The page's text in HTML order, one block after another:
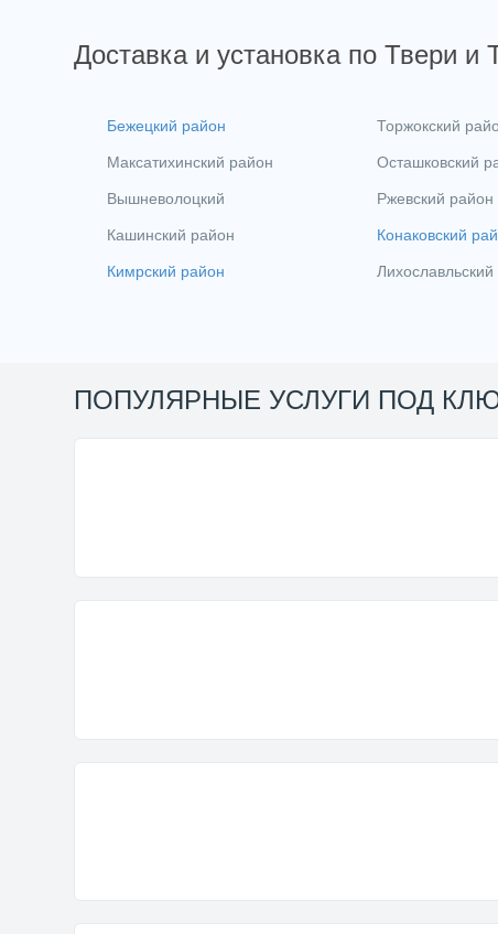
Доставка и установка по Твери и
Бежецкий район
Максатихинский район
Вышневолоцкий
Кашинский район
Кимрский район
Торжокский
Осташковский
Ржевский район
Конаковский
ПОПУЛЯРНЫЕ УСЛУГИ ПОД